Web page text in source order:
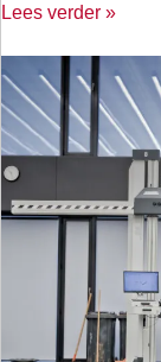
Lees verder »